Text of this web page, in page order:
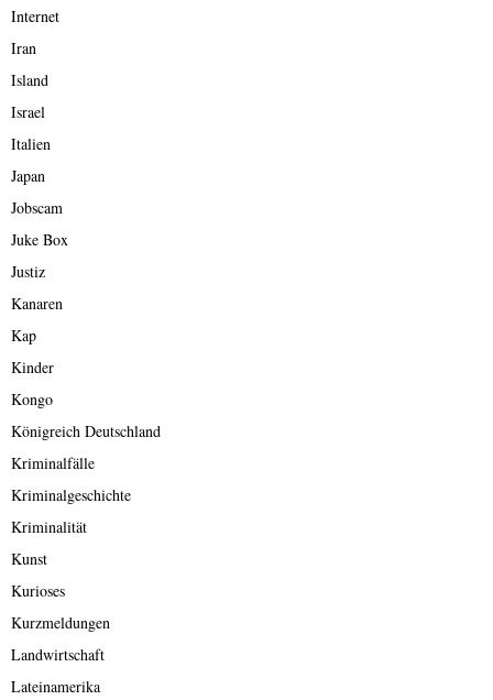
Internet
Iran
Island
Israel
Italien
Japan
Jobscam
Juke Box
Justiz
Kanaren
Kap
Kinder
Kongo
Königreich Deutschland
Kriminalfälle
Kriminalgeschichte
Kriminalität
Kunst
Kurioses
Kurzmeldungen
Landwirtschaft
Lateinamerika